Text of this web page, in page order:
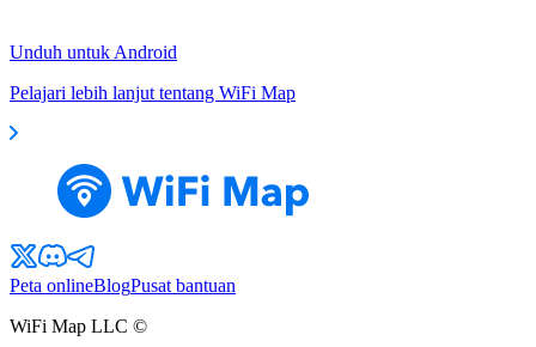
Unduh untuk Android
Pelajari lebih lanjut tentang WiFi Map
Peta onlineBlogPusat bantuan
WiFi Map LLC ©